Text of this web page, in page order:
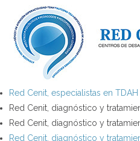
Red Cenit, especialistas en
Red Cenit, diagnóstico y
Red Cenit, diagnóstico y
Red Cenit, diagnóstico y